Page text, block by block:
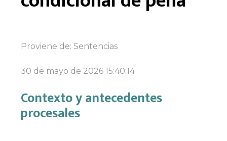
Proviene de: Sentencias
30 de mayo de 2026 15:40:14
Contexto y antecedentes
procesales